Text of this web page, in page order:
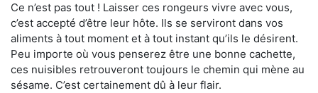
Ce n’est pas tout ! Laisser ces rongeurs vivre avec vous,
c’est accepté d’être leur hôte. Ils se serviront dans vos
aliments à tout moment et à tout instant qu’ils le désirent.
Peu importe où vous penserez être une bonne cachette,
ces nuisibles retrouveront toujours le chemin qui mène au
sésame. C’est certainement dû à leur flair.